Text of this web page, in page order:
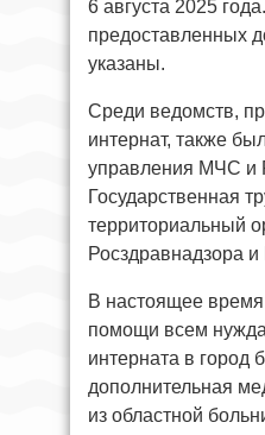
6 августа 2025
предоставленных
указаны.
Среди ведомств,
интернат, также
управления МЧС и
Государственная
территориальный
Росздравнадзора
В настоящее время
помощи всем
интерната в город
дополнительная
из областной